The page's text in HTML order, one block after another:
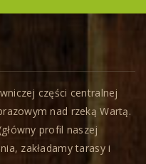
części centralnej
nad rzeką Wartą.
profil naszej
zakładamy tarasy i